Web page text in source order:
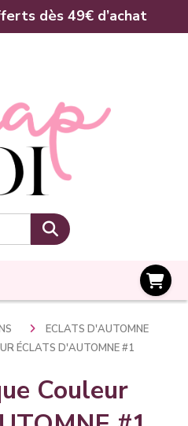
dès 49€ d’achat
ECLATS D'AUTOMNE
ÉCLATS D'AUTOMNE #1
Couleur